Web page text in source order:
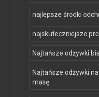
najlepsze środki
najskuteczniejsze
Najtańsze odżywki
Najtańsze odżywki
masę